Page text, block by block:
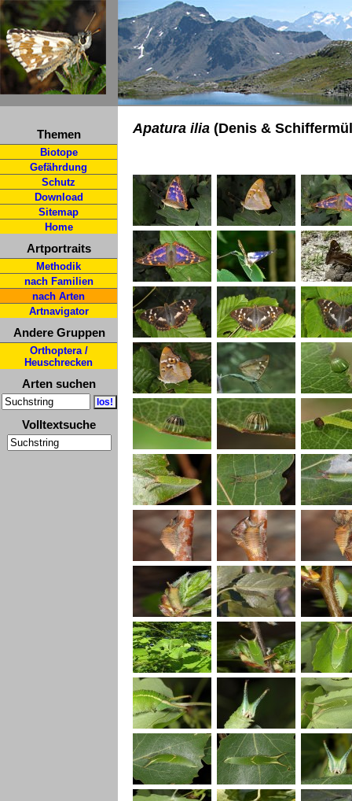
Themen
Biotope
Gefährdung
Schutz
Download
Sitemap
Home
Artportraits
Methodik
nach Familien
nach Arten
Artnavigator
Andere Gruppen
Orthoptera /
Heuschrecken
Arten suchen
Volltextsuche
Apatura ilia (Denis &